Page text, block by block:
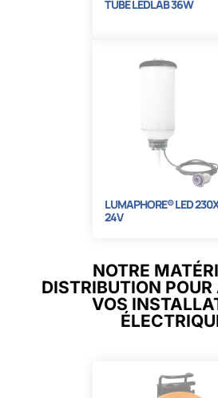
TUBE LEDLAB 36W
LUMAPHORE® LED
24V
NOTRE
DISTRIBUTION
VOS